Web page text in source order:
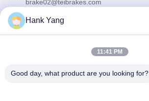
brake02@teibrakes.com
получения скидок и прочего.
Hank Yang
11:41 PM
Good day, what product are you looking for?